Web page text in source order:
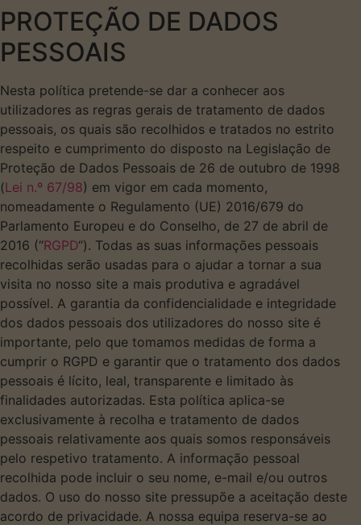
PROTEÇÃO DE DADOS
PESSOAIS
Nesta política pretende-se dar a conhecer aos
utilizadores as regras gerais de tratamento de dados
pessoais, os quais são recolhidos e tratados no estrito
respeito e cumprimento do disposto na Legislação de
Proteção de Dados Pessoais de 26 de outubro de 1998
(Lei n.º 67/98) em vigor em cada momento,
nomeadamente o Regulamento (UE) 2016/679 do
Parlamento Europeu e do Conselho, de 27 de abril de
2016 (“RGPD“). Todas as suas informações pessoais
recolhidas serão usadas para o ajudar a tornar a sua
visita no nosso site a mais produtiva e agradável
possível. A garantia da confidencialidade e integridade
dos dados pessoais dos utilizadores do nosso site é
importante, pelo que tomamos medidas de forma a
cumprir o RGPD e garantir que o tratamento dos dados
pessoais é lícito, leal, transparente e limitado às
finalidades autorizadas. Esta política aplica-se
exclusivamente à recolha e tratamento de dados
pessoais relativamente aos quais somos responsáveis
pelo respetivo tratamento. A informação pessoal
recolhida pode incluir o seu nome, e-mail e/ou outros
dados. O uso do nosso site pressupõe a aceitação deste
acordo de privacidade. A nossa equipa reserva-se ao